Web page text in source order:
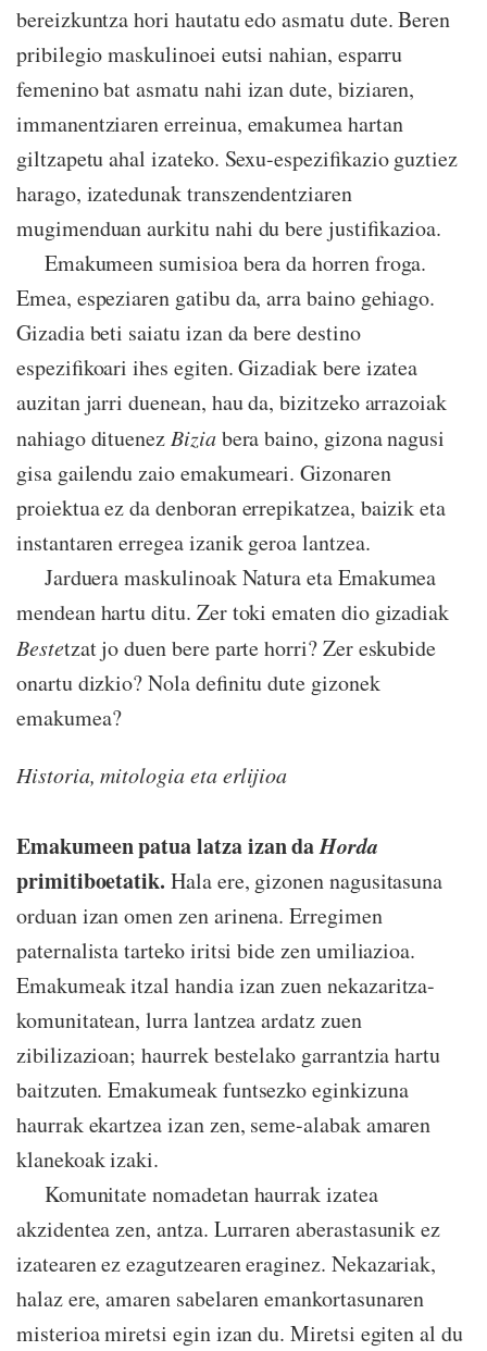
bereizkuntza hori hautatu edo asmatu dute. Beren
pribilegio maskulinoei eutsi nahian, esparru
femenino bat asmatu nahi izan dute, biziaren,
immanentziaren erreinua, emakumea hartan
giltzapetu ahal izateko. Sexu-espezifikazio guztiez
harago, izatedunak transzendentziaren
mugimenduan aurkitu nahi du bere justifikazioa.
Emakumeen sumisioa bera da horren froga.
Emea, espeziaren gatibu da, arra baino gehiago.
Gizadia beti saiatu izan da bere destino
espezifikoari ihes egiten. Gizadiak bere izatea
auzitan jarri duenean, hau da, bizitzeko arrazoiak
nahiago dituenez Biziabera baino, gizona nagusi
gisa gailendu zaio emakumeari. Gizonaren
proiektua ez da denboran errepikatzea, baizik eta
instantaren erregea izanik geroa lantzea.
Jarduera maskulinoak Natura eta Emakumea
mendean hartu ditu. Zer toki ematen dio gizadiak
Bestetzat jo duen bere parte horri? Zer eskubide
onartu dizkio? Nola definitu dute gizonek
emakumea?
Historia, mitologia eta erlijioa
Emakumeen patua latza izan daHorda
primitiboetatik. Hala ere, gizonen nagusitasuna
orduan izan omen zen arinena. Erregimen
paternalista tarteko iritsi bide zen umiliazioa.
Emakumeak itzal handia izan zuen nekazaritza-
komunitatean, lurra lantzea ardatz zuen
zibilizazioan; haurrek bestelako garrantzia hartu
baitzuten. Emakumeak funtsezko eginkizuna
haurrak ekartzea izan zen, seme-alabak amaren
klanekoak izaki.
Komunitate nomadetan haurrak izatea
akzidentea zen, antza. Lurraren aberastasunik ez
izatearen ez ezagutzearen eraginez. Nekazariak,
halaz ere, amaren sabelaren emankortasunaren
misterioa miretsi egin izan du. Miretsi egiten al du